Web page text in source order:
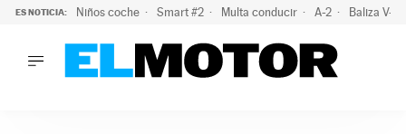
ES NOTICIA: Niños coche Smart #2 Multa conducir A-2 Baliza V-